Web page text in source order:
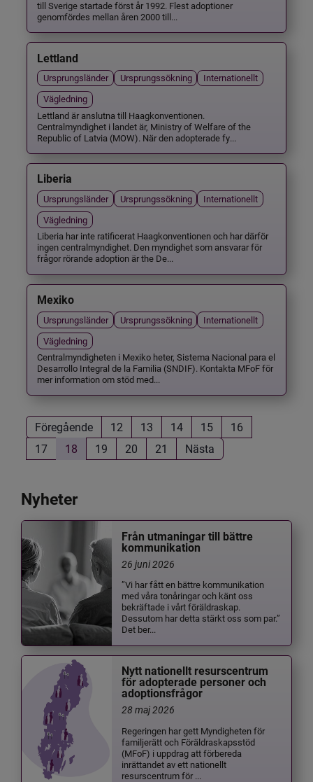
till Sverige startade först år 1992. Flest adoptioner
genomfördes mellan åren 2000 till...
Lettland
Ursprungsländer Ursprungssökning
Internationellt
Vägledning
Lettland är anslutna till Haagkonventionen.
Centralmyndighet i landet är, Ministry of Welfare of the
Republic of Latvia (MOW). När den adopterade fy...
Liberia
Ursprungsländer Ursprungssökning
Internationellt
Vägledning
Liberia har inte ratificerat Haagkonventionen och har därför
ingen centralmyndighet. Den myndighet som ansvarar för
frågor rörande adoption är the De...
Mexiko
Ursprungsländer Ursprungssökning
Internationellt
Vägledning
Centralmyndigheten i Mexiko heter, Sistema Nacional para el
Desarrollo Integral de la Familia (SNDIF). Kontakta MFoF för
mer information om stöd med...
Föregående 12 13 14 15
16
17
18 19 20 21 Nästa
Nyheter
Från utmaningar till bättre
kommunikation
26 juni 2026
”Vi har fått en bättre kommunikation
med våra tonåringar och känt oss
bekräftade i vårt föräldraskap.
Dessutom har detta stärkt oss som par.”
Det ber...
Nytt nationellt resurscentrum
för adopterade personer och
adoptionsfrågor
28 maj 2026
Regeringen har gett Myndigheten för
familjerätt och Föräldraskapsstöd
(MFoF) i uppdrag att förbereda
inrättandet av ett nationellt
resurscentrum för ...